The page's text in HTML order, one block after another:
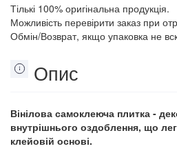
Тількі 100% оригінальна продукція.
Можливість перевірити заказ при
Обмін/Возврат, якщо упаковка не
Опис
Вінілова самоклеюча плитка -
внутрішнього оздоблення, що
клейовій основі.